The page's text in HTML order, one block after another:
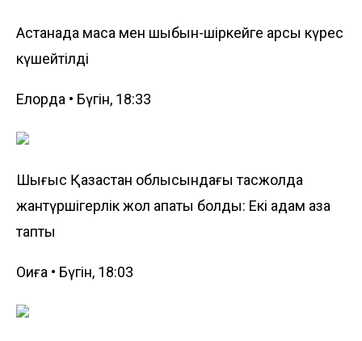
Астанада маса мен шыбын-шіркейге қарсы күрес
күшейтілді
Елорда • Бүгін, 18:33
Шығыс Қазақстан облысындағы тасжолда
жантүршігерлік жол апаты болды: Екі адам қаза
тапты
Оқиға • Бүгін, 18:03